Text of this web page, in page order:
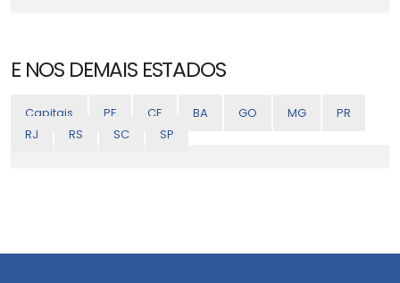
E NOS DEMAIS ESTADOS
Capitais PE CE BA GO MG
PR
RJ
RS SC SP